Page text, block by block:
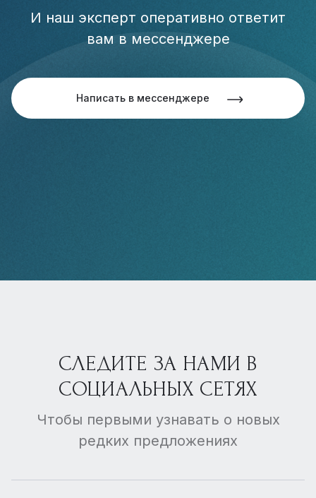
И наш эксперт оперативно ответит
вам в мессенджере
Написать в мессенджере
СЛЕДИТЕ ЗА НАМИ В
СОЦИАЛЬНЫХ СЕТЯХ
Чтобы первыми узнавать о новых
редких предложениях